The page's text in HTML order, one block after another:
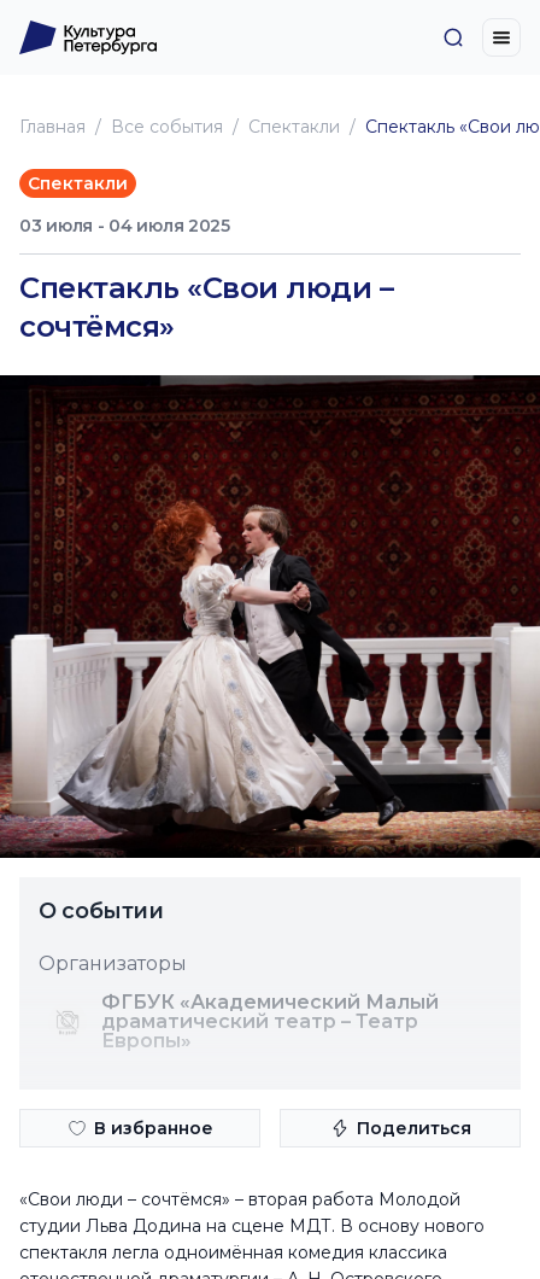
Главная Все события Спектакли Спектакль «Свои
Спектакли
03 июля - 04 июля 2025
Спектакль «Свои люди –
сочтёмся»
О событии
Организаторы
ФГБУК «Академический Малый
драматический театр – Театр
Европы»
В избранное Поделиться
«Свои люди – сочтёмся» – вторая работа Молодой
студии Льва Додина на сцене МДТ. В основу нового
спектакля легла одноимённая комедия классика